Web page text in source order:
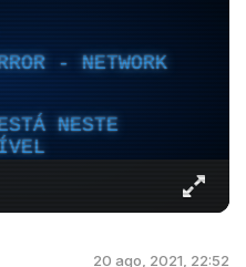
- NETWORK
NESTE
20 ago, 2021, 22:52